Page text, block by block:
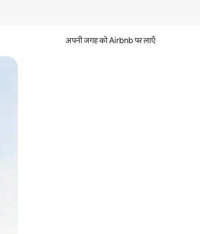
अपनी जगह को Airbnb पर लाएँ